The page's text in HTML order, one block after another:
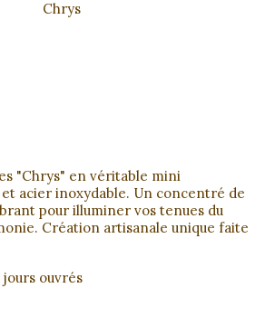
Chrys
"Chrys" en véritable mini
acier inoxydable. Un concentré de
pour illuminer vos tenues du
Création artisanale unique faite
jours ouvrés